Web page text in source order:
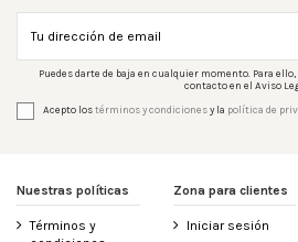
Puedes darte de baja en cualquier momento. Para
contacto en el Aviso
Acepto lostérminos y condicionesy la política de
Nuestras políticas
Términos y
Zona para clientes
Iniciar sesión